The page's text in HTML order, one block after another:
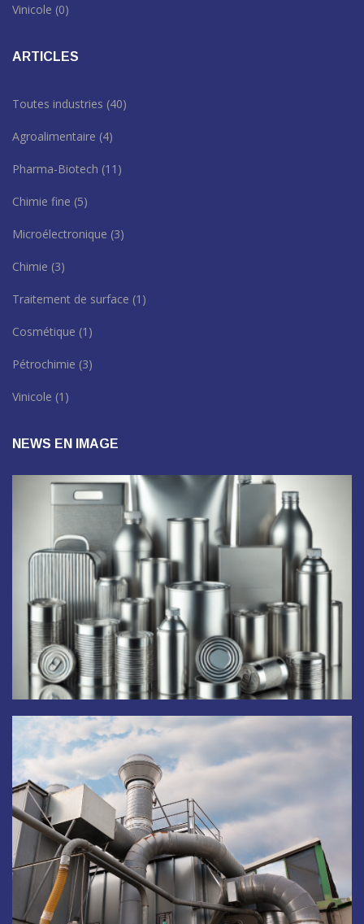
Vinicole (0)
ARTICLES
Toutes industries (40)
Agroalimentaire (4)
Pharma-Biotech (11)
Chimie fine (5)
Microélectronique (3)
Chimie (3)
Traitement de surface (1)
Cosmétique (1)
Pétrochimie (3)
Vinicole (1)
NEWS EN IMAGE